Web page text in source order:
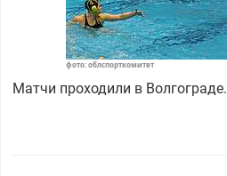
фото: облспорткомитет
Матчи проходили в Волгограде.